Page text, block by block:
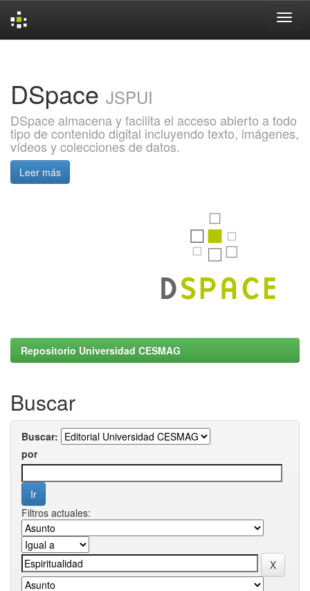
DSpace JSPUI
DSpace almacena y facilita el acceso abierto a todo
tipo de contenido digital incluyendo texto, imágenes,
vídeos y colecciones de datos.
Leer más
Repositorio Universidad CESMAG
Buscar
Buscar:
por
Filtros actuales: